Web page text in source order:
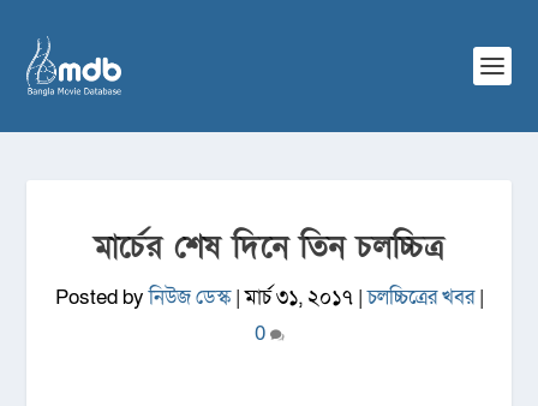
মার্চের শেষ দিনে তিন চলচ্চিত্র
Posted byনিউজ ডেস্ক|মার্চ ৩১, ২০১৭|চলচ্চিত্রের খবর|
0